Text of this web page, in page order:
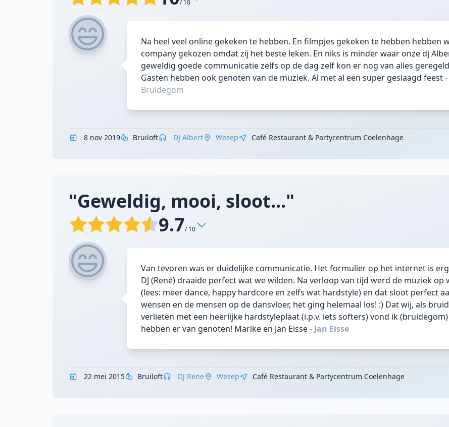
/ 10
Na heel veel online gekeken te hebben. En filmpjes gekeken te hebben hebben
company gekozen omdat zij het beste leken. En niks is minder waar onze dj
geweldig goede communicatie zelfs op de dag zelf kon er nog van alles
Gasten hebben ook genoten van de muziek. Al met al een super geslaagd feest
Bruidegom
8 nov 2019 Bruiloft DJ Albert Wezep Café Restaurant & Partycentrum Coelenhage
"Geweldig, mooi, sloot..."
9.7/ 10
Van tevoren was er duidelijke communicatie. Het formulier op het internet is
DJ (René) draaide perfect wat we wilden. Na verloop van tijd werd de muziek op
(lees: meer dance, happy hardcore en zelfs wat hardstyle) en dat sloot perfect
wensen en de mensen op de dansvloer, het ging helemaal los! :) Dat wij, als
verlieten met een heerlijke hardstyleplaat (i.p.v. iets softers) vond ik
hebben er van genoten! Marike en Jan Eisse- Jan Eisse
22 mei 2015 Bruiloft DJ Rene Wezep Café Restaurant & Partycentrum Coelenhage